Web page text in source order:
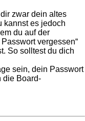
zwar dein altes
kannst es jedoch
du auf der
vergessen“
So solltest du dich
sein, dein Passwort
die Board-